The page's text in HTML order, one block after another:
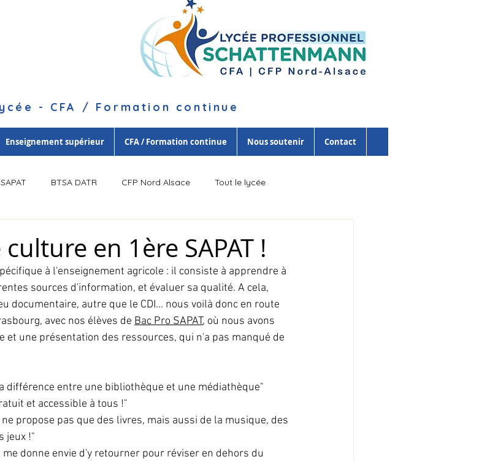
- CFA / Formation continue
Enseignement supérieur CFA / Formation continue Nous soutenir Contact
BTSA DATR CFP Nord Alsace Tout le lycée
en 1ère SAPAT !
à l'enseignement agricole : il consiste à apprendre à
sources d'information, et évaluer sa qualité. A cela,
documentaire, autre que le CDI... nous voilà donc en route
avec nos élèves de Bac Pro SAPAT, où nous avons
et une présentation des ressources, qui n'a pas manqué de
différence entre une bibliothèque et une médiathèque"
et accessible à tous !"
propose pas que des livres, mais aussi de la musique, des
jeux !"
donne envie d'y retourner pour réviser en dehors du